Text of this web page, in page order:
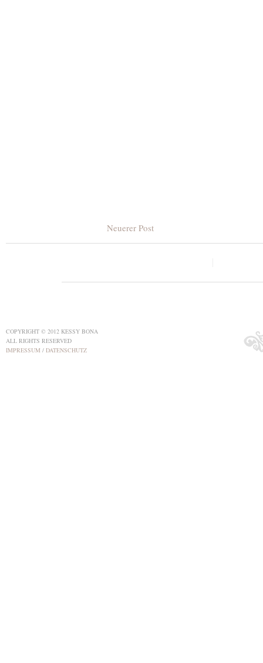
Neuerer Post
COPYRIGHT © 2012 KESSY BONA
ALL RIGHTS RESERVED
IMPRESSUM / DATENSCHUTZ